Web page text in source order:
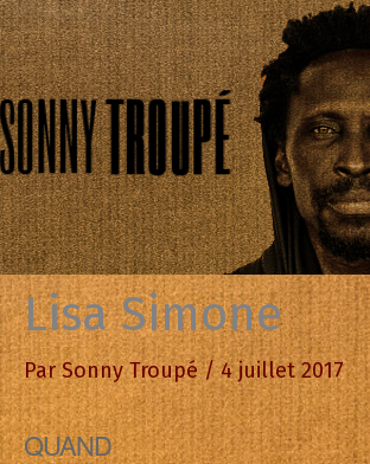
Aller
au
contenu
Lisa Simone
ParSonny Troupé/4 juillet 2017
QUAND